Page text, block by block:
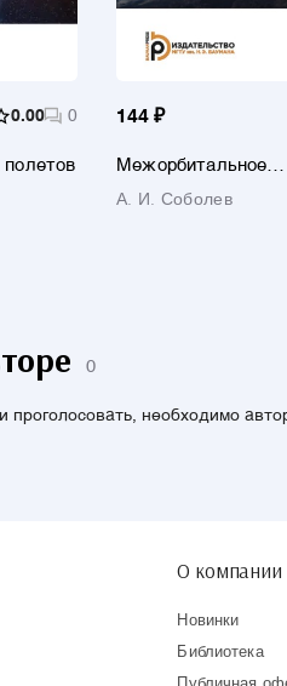
0.00 0
полетов
144 ₽
Межорбитальное
А. И. Соболев
0
проголосовать, необходимо
О компании
Новинки
Библиотека